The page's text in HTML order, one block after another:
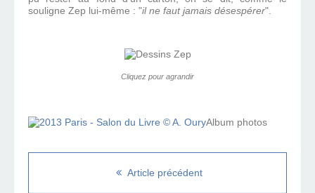
souligne Zep lui-même : "il ne faut jamais désespérer".
Cliquez pour agrandir
Album photos
Article précédent